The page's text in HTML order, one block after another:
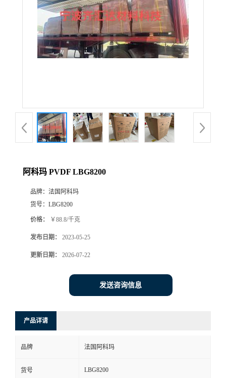
品
厅
系
阿科玛 PVDF LBG8200
品牌： 法国阿科玛
货号： LBG8200
价格： ￥88.8/千克
发布日期： 2023-05-25
更新日期： 2026-07-22
发送咨询信息
产品详请
品牌 法国阿科玛
货号 LBG8200